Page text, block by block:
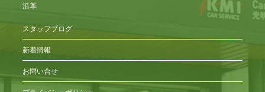
沿革
スタッフブログ
新着情報
お問い合せ